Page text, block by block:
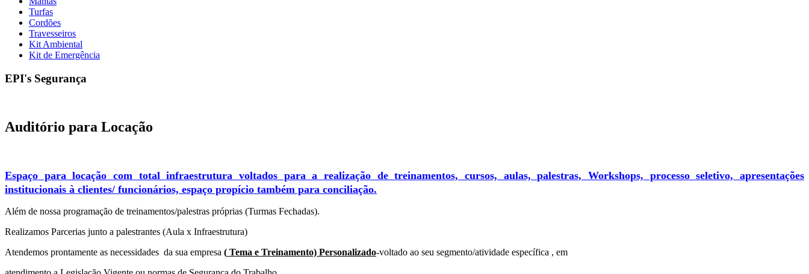
Turfas
Cordões
Travesseiros
Kit Ambiental
Kit de Emergência
EPI's Segurança
Auditório para Locação
Espaço para locação com total infraestrutura voltados para a realização de treinamentos, cursos, aulas, palestras, Workshops, processo seletivo, apresentações
institucionais à clientes/ funcionários, espaço propício também para conciliação.
Além de nossa programação de treinamentos/palestras próprias (Turmas Fechadas).
Realizamos Parcerias junto a palestrantes (Aula x Infraestrutura)
Atendemos prontamente as necessidades da sua empresa ( Tema e Treinamento) Personalizado-voltado ao seu segmento/atividade específica , em